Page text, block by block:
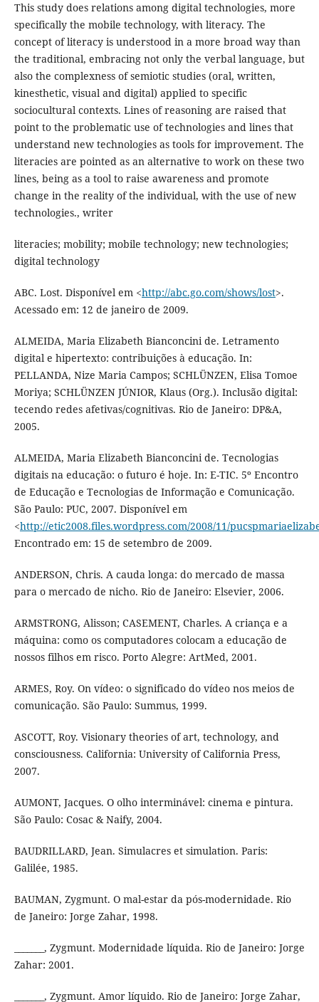
This study does relations among digital technologies, more
specifically the mobile technology, with literacy. The
concept of literacy is understood in a more broad way than
the traditional, embracing not only the verbal language, but
also the complexness of semiotic studies (oral, written,
kinesthetic, visual and digital) applied to specific
sociocultural contexts. Lines of reasoning are raised that
point to the problematic use of technologies and lines that
understand new technologies as tools for improvement. The
literacies are pointed as an alternative to work on these two
lines, being as a tool to raise awareness and promote
change in the reality of the individual, with the use of new
technologies., writer
literacies; mobility; mobile technology; new technologies;
digital technology
ABC. Lost. Disponível em <http://abc.go.com/shows/lost>.
Acessado em: 12 de janeiro de 2009.
ALMEIDA, Maria Elizabeth Bianconcini de. Letramento
digital e hipertexto: contribuições à educação. In:
PELLANDA, Nize Maria Campos; SCHLÜNZEN, Elisa Tomoe
Moriya; SCHLÜNZEN JÚNIOR, Klaus (Org.). Inclusão digital:
tecendo redes afetivas/cognitivas. Rio de Janeiro: DP&A,
2005.
ALMEIDA, Maria Elizabeth Bianconcini de. Tecnologias
digitais na educação: o futuro é hoje. In: E-TIC. 5º Encontro
de Educação e Tecnologias de Informação e Comunicação.
São Paulo: PUC, 2007. Disponível em
<http://etic2008.files.wordpress.com/2008/11/
Encontrado em: 15 de setembro de 2009.
ANDERSON, Chris. A cauda longa: do mercado de massa
para o mercado de nicho. Rio de Janeiro: Elsevier, 2006.
ARMSTRONG, Alisson; CASEMENT, Charles. A criança e a
máquina: como os computadores colocam a educação de
nossos filhos em risco. Porto Alegre: ArtMed, 2001.
ARMES, Roy. On vídeo: o significado do vídeo nos meios de
comunicação. São Paulo: Summus, 1999.
ASCOTT, Roy. Visionary theories of art, technology, and
consciousness. California: University of California Press,
2007.
AUMONT, Jacques. O olho interminável: cinema e pintura.
São Paulo: Cosac & Naify, 2004.
BAUDRILLARD, Jean. Simulacres et simulation. Paris:
Galilée, 1985.
BAUMAN, Zygmunt. O mal-estar da pós-modernidade. Rio
de Janeiro: Jorge Zahar, 1998.
_______, Zygmunt. Modernidade líquida. Rio de Janeiro: Jorge
Zahar: 2001.
_______, Zygmunt. Amor líquido. Rio de Janeiro: Jorge Zahar,